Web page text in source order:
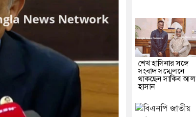
শেখ হাসিনার সঙ্গে
সংবাদ সম্মেলনে
থাকছেন সাকিব আল
হাসান